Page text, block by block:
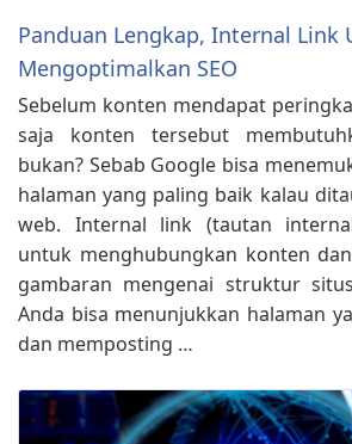
Panduan Lengkap, Internal Link
Mengoptimalkan SEO
Sebelum konten mendapat
saja konten tersebut
bukan? Sebab Google bisa
halaman yang paling baik kalau
web. Internal link (tautan
untuk menghubungkan konten
gambaran mengenai struktur
Anda bisa menunjukkan halaman
dan memposting …